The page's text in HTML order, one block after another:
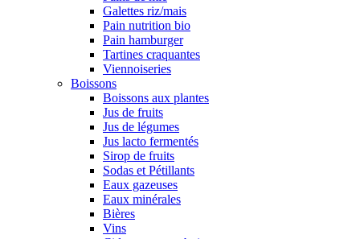
Galettes riz/mais
Pain nutrition bio
Pain hamburger
Tartines craquantes
Viennoiseries
Boissons
Boissons aux plantes
Jus de fruits
Jus de légumes
Jus lacto fermentés
Sirop de fruits
Sodas et Pétillants
Eaux gazeuses
Eaux minérales
Bières
Vins